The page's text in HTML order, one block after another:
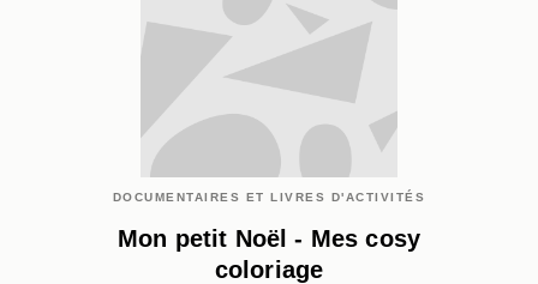
DOCUMENTAIRES ET LIVRES D'ACTIVITÉS
Mon petit Noël - Mes cosy
coloriage